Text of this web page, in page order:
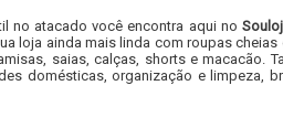
no atacado você encontra aqui no
loja ainda mais linda com roupas
saias, calças, shorts e macacão.
domésticas, organização e limpeza,